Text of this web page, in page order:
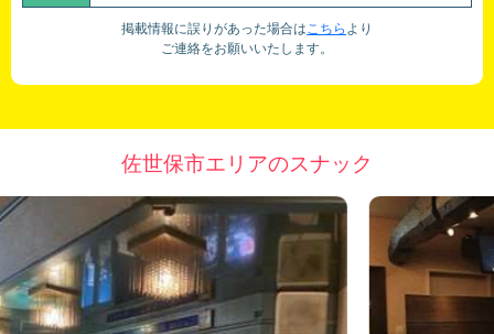
掲載情報に誤りがあった場合はこちら より
ご連絡をお願いいたします。
佐世保市エリアのスナック